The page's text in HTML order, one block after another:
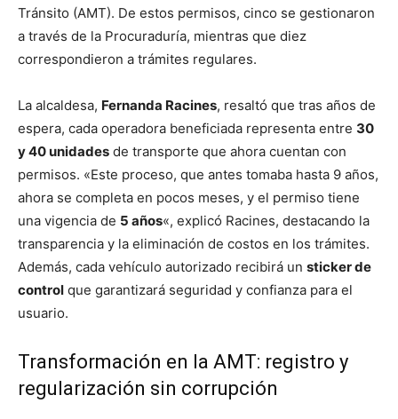
Tránsito (AMT). De estos permisos, cinco se gestionaron
a través de la Procuraduría, mientras que diez
correspondieron a trámites regulares.
La alcaldesa, Fernanda Racines, resaltó que tras años de
espera, cada operadora beneficiada representa entre 30
y 40 unidades de transporte que ahora cuentan con
permisos. «Este proceso, que antes tomaba hasta 9 años,
ahora se completa en pocos meses, y el permiso tiene
una vigencia de 5 años«, explicó Racines, destacando la
transparencia y la eliminación de costos en los trámites.
Además, cada vehículo autorizado recibirá un sticker de
control que garantizará seguridad y confianza para el
usuario.
Transformación en la AMT: registro y
regularización sin corrupción